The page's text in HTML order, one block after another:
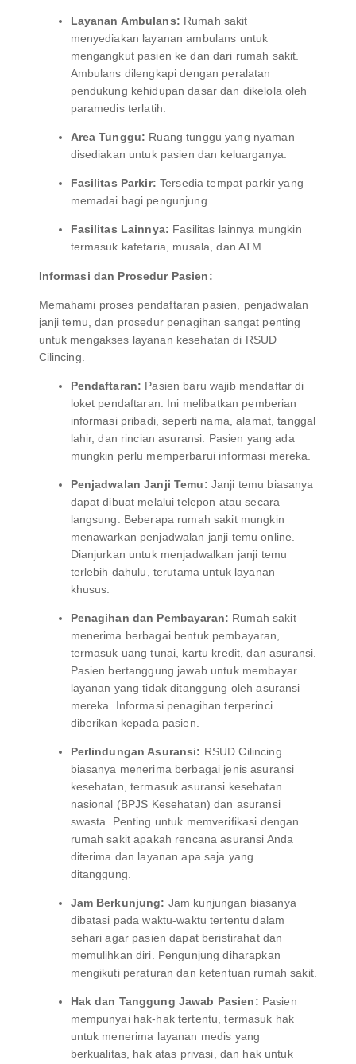
Layanan Ambulans: Rumah sakit
menyediakan layanan ambulans untuk
mengangkut pasien ke dan dari rumah sakit.
Ambulans dilengkapi dengan peralatan
pendukung kehidupan dasar dan dikelola oleh
paramedis terlatih.
Area Tunggu: Ruang tunggu yang nyaman
disediakan untuk pasien dan keluarganya.
Fasilitas Parkir: Tersedia tempat parkir yang
memadai bagi pengunjung.
Fasilitas Lainnya: Fasilitas lainnya mungkin
termasuk kafetaria, musala, dan ATM.
Informasi dan Prosedur Pasien:
Memahami proses pendaftaran pasien, penjadwalan
janji temu, dan prosedur penagihan sangat penting
untuk mengakses layanan kesehatan di RSUD
Cilincing.
Pendaftaran: Pasien baru wajib mendaftar di
loket pendaftaran. Ini melibatkan pemberian
informasi pribadi, seperti nama, alamat, tanggal
lahir, dan rincian asuransi. Pasien yang ada
mungkin perlu memperbarui informasi mereka.
Penjadwalan Janji Temu: Janji temu biasanya
dapat dibuat melalui telepon atau secara
langsung. Beberapa rumah sakit mungkin
menawarkan penjadwalan janji temu online.
Dianjurkan untuk menjadwalkan janji temu
terlebih dahulu, terutama untuk layanan
khusus.
Penagihan dan Pembayaran: Rumah sakit
menerima berbagai bentuk pembayaran,
termasuk uang tunai, kartu kredit, dan asuransi.
Pasien bertanggung jawab untuk membayar
layanan yang tidak ditanggung oleh asuransi
mereka. Informasi penagihan terperinci
diberikan kepada pasien.
Perlindungan Asuransi: RSUD Cilincing
biasanya menerima berbagai jenis asuransi
kesehatan, termasuk asuransi kesehatan
nasional (BPJS Kesehatan) dan asuransi
swasta. Penting untuk memverifikasi dengan
rumah sakit apakah rencana asuransi Anda
diterima dan layanan apa saja yang
ditanggung.
Jam Berkunjung: Jam kunjungan biasanya
dibatasi pada waktu-waktu tertentu dalam
sehari agar pasien dapat beristirahat dan
memulihkan diri. Pengunjung diharapkan
mengikuti peraturan dan ketentuan rumah sakit.
Hak dan Tanggung Jawab Pasien: Pasien
mempunyai hak-hak tertentu, termasuk hak
untuk menerima layanan medis yang
berkualitas, hak atas privasi, dan hak untuk